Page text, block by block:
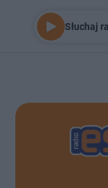
Słuchaj